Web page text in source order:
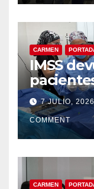
CARMEN
IMSS
cirugías
Ciudad
7 JULIO, 2026
COMMENT
CARMEN